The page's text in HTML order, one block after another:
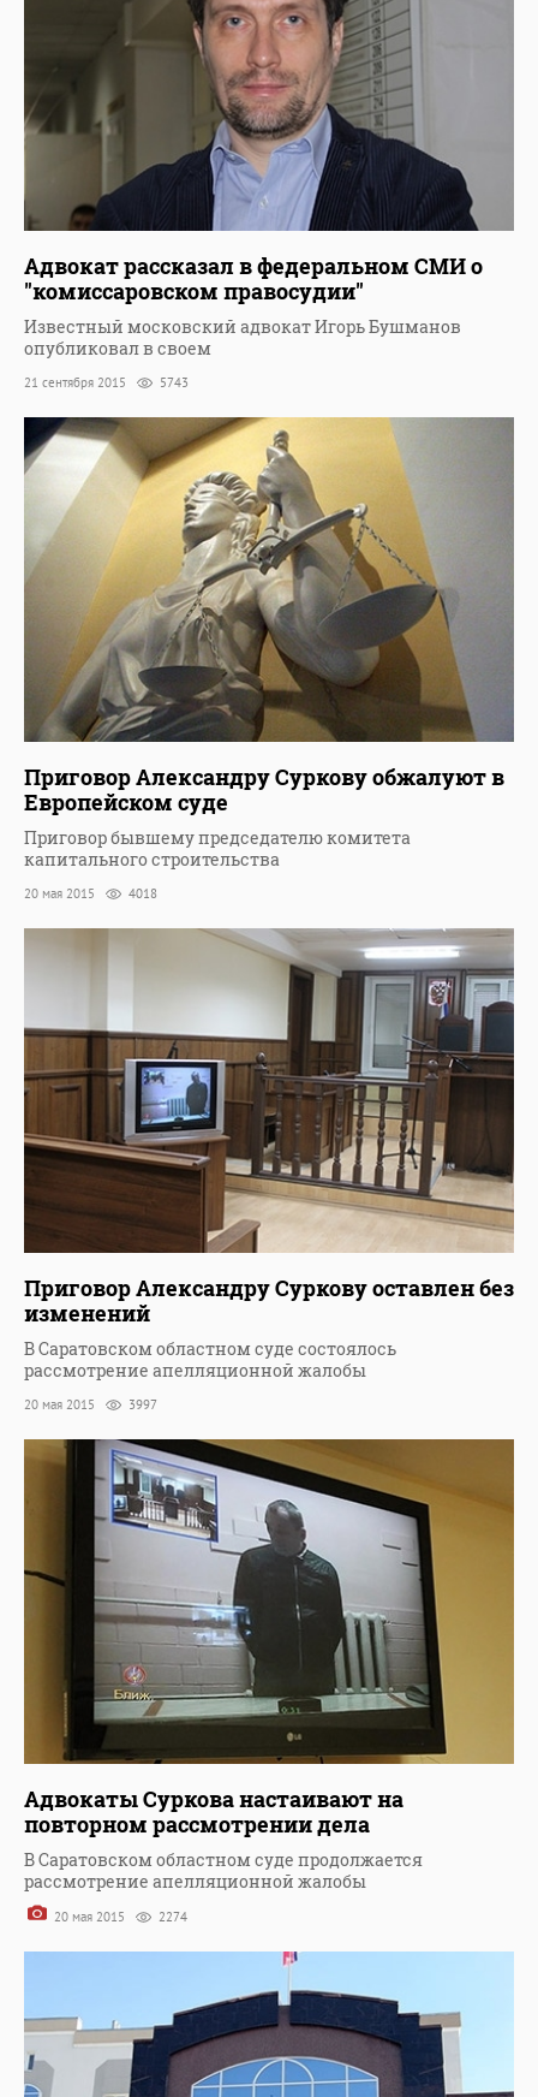
Адвокат рассказал в федеральном СМИ о
"комиссаровском правосудии"
Известный московский адвокат Игорь Бушманов
опубликовал в своем
21 сентября 2015 5743
Приговор Александру Суркову обжалуют в
Европейском суде
Приговор бывшему председателю комитета
капитального строительства
20 мая 2015 4018
Приговор Александру Суркову оставлен без
изменений
В Саратовском областном суде состоялось
рассмотрение апелляционной жалобы
20 мая 2015 3997
Адвокаты Суркова настаивают на
повторном рассмотрении дела
В Саратовском областном суде продолжается
рассмотрение апелляционной жалобы
20 мая 2015 2274